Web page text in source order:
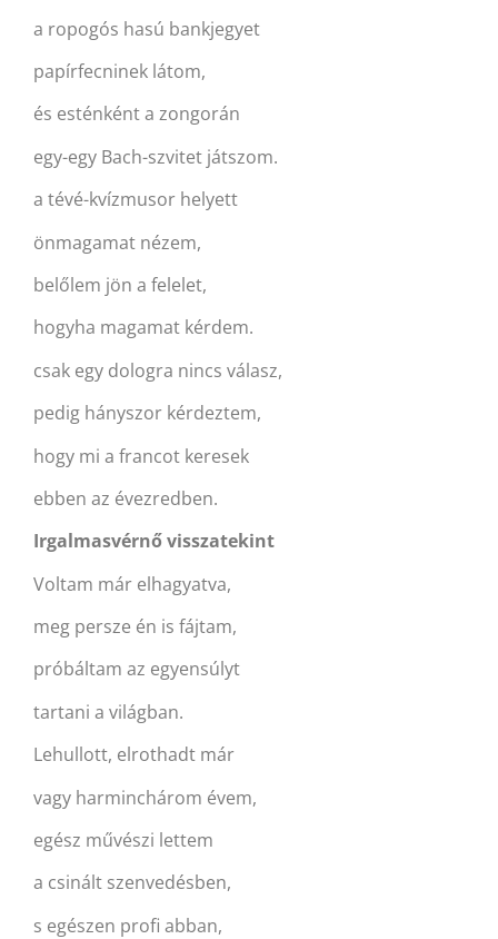
a ropogós hasú bankjegyet
papírfecninek látom,
és esténként a zongorán
egy-egy Bach-szvitet játszom.
a tévé-kvízmusor helyett
önmagamat nézem,
belőlem jön a felelet,
hogyha magamat kérdem.
csak egy dologra nincs válasz,
pedig hányszor kérdeztem,
hogy mi a francot keresek
ebben az évezredben.
Irgalmasvérnő visszatekint
Voltam már elhagyatva,
meg persze én is fájtam,
próbáltam az egyensúlyt
tartani a világban.
Lehullott, elrothadt már
vagy harminchárom évem,
egész művészi lettem
a csinált szenvedésben,
s egészen profi abban,